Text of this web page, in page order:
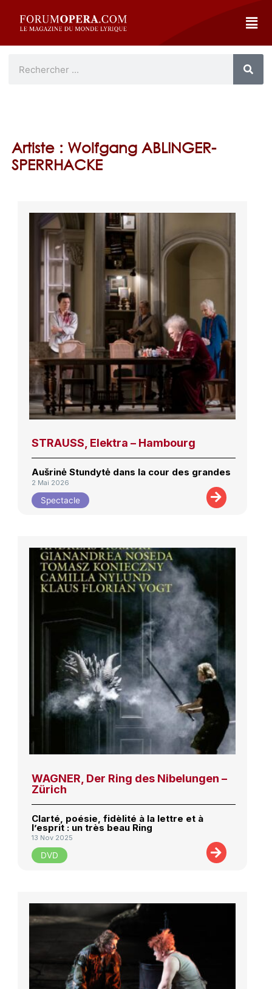
Artiste : Wolfgang ABLINGER-
SPERRHACKE
STRAUSS, Elektra – Hambourg
Aušrinė Stundytė dans la cour des grandes
2 Mai 2026
Spectacle
WAGNER, Der Ring des Nibelungen –
Zürich
Clarté, poésie, fidèlité à la lettre et à
l’esprit : un très beau Ring
13 Nov 2025
DVD